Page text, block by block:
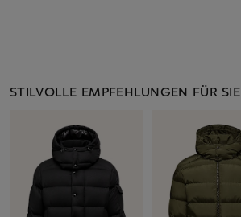
STILVOLLE EMPFEHLUNGEN FÜR SIE